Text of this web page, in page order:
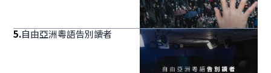
5.自由亞洲粵語告別讀者